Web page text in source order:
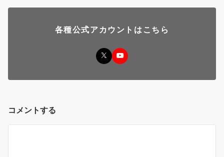
各種公式アカウントはこちら
コメントする